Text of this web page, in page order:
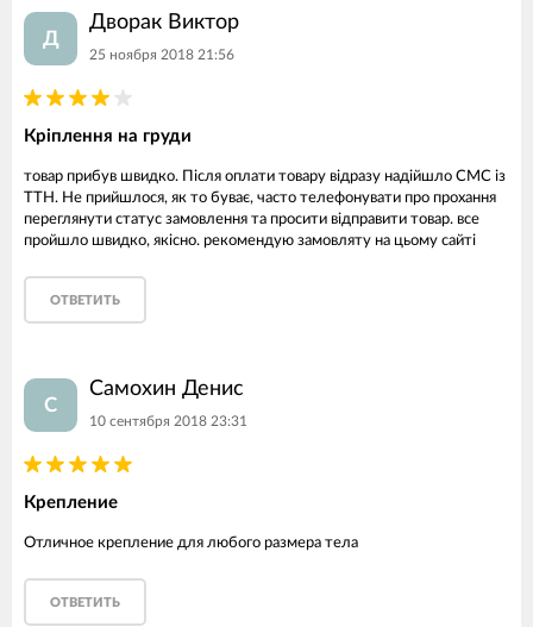
Д
Дворак Виктор
25 ноября 2018 21:56
Кріплення на груди
товар прибув швидко. Після оплати товару відразу надійшло СМС із
ТТН. Не прийшлося, як то буває, часто телефонувати про прохання
переглянути статус замовлення та просити відправити товар. все
пройшло швидко, якісно. рекомендую замовляту на цьому сайті
ОТВЕТИТЬ
С
Самохин Денис
10 сентября 2018 23:31
Крепление
Отличное крепление для любого размера тела
ОТВЕТИТЬ